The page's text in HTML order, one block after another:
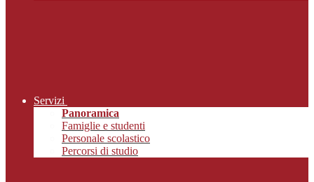
Servizi
Panoramica
Famiglie e studenti
Personale scolastico
Percorsi di studio